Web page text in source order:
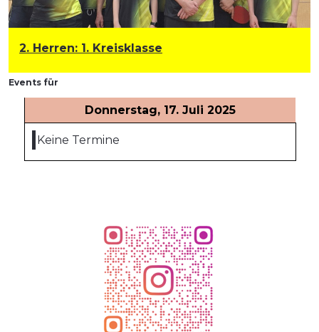
2. Herren: 1. Kreisklasse
Events für
Donnerstag, 17. Juli 2025
Keine Termine